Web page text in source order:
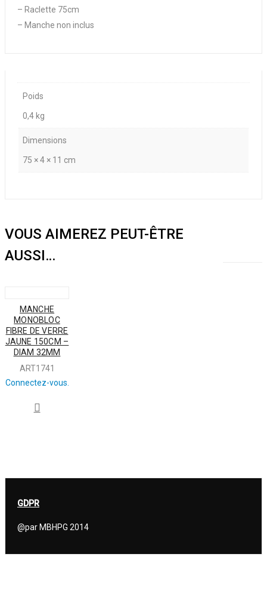
– Raclette 75cm
– Manche non inclus
Poids
0,4 kg
Dimensions
75 × 4 × 11 cm
VOUS AIMEREZ PEUT-ÊTRE
AUSSI…
MANCHE
MONOBLOC
FIBRE DE VERRE
JAUNE 150CM –
DIAM 32MM
ART1741
Connectez-vous.
GDPR
@par MBHPG 2014